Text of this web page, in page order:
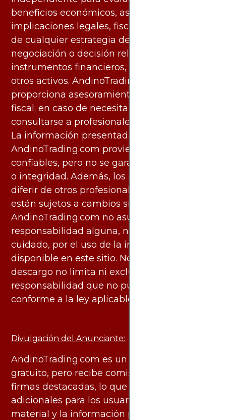
beneficios económicos, así como las
implicaciones legales, fiscales y contables
de cualquier estrategia de inversión,
negociación o decisión relacionada con
instrumentos financieros, materias primas u
otros activos. AndinoTrading.com no
proporciona asesoramiento legal, contable o
fiscal; en caso de necesitarlo, debe
consultarse a profesionales especializados.
La información presentada por
AndinoTrading.com proviene de fuentes
confiables, pero no se garantiza su exactitud
o integridad. Además, los análisis pueden
diferir de otros profesionales calificados y
están sujetos a cambios sin previo aviso.
AndinoTrading.com no asume
responsabilidad alguna, ni deber de
cuidado, por el uso de la información
disponible en este sitio. No obstante, este
descargo no limita ni excluye ninguna
responsabilidad que no pueda ser excluida
conforme a la ley aplicable.
Divulgación del Anunciante:
AndinoTrading.com es un sitio de uso
gratuito, pero recibe comisiones de algunas
firmas destacadas, lo que no genera costos
adicionales para los usuarios. Todo el
material y la información publicados se